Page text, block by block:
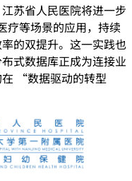
苏省人民医院将进一步
疗等场景的应用，持续
的双提升。这一实践也
式数据库正成为连接业
“数据驱动的转型